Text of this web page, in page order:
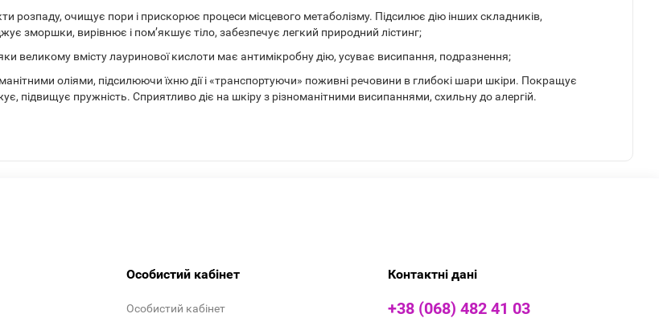
розпаду, очищує пори і прискорює процеси місцевого метаболізму. Підсилює дію інших складників,
зморшки, вирівнює і пом’якшує тіло, забезпечує легкий природний лістинг;
великому вмісту лауринової кислоти має антимікробну дію, усуває висипання, подразнення;
оліями, підсилюючи їхню дії і «транспортуючи» поживні речовини в глибокі шари шкіри. Покращує
підвищує пружність. Сприятливо діє на шкіру з різноманітними висипаннями, схильну до алергій.
Контактні дані
+38 (068) 482 41 03
Особистий кабінет
Особистий кабінет